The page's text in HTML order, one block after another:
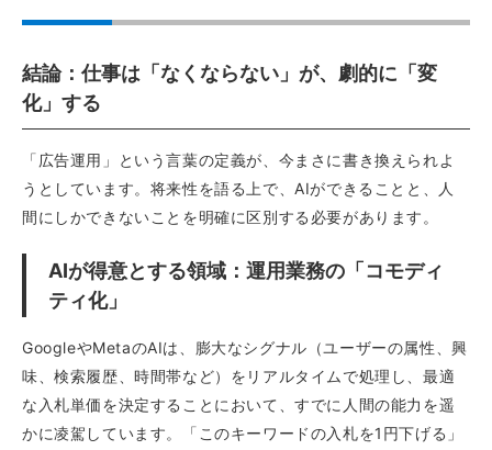
結論：仕事は「なくならない」が、劇的に「変
化」する
「広告運用」という言葉の定義が、今まさに書き換えられよ
うとしています。将来性を語る上で、AIができることと、人
間にしかできないことを明確に区別する必要があります。
AIが得意とする領域：運用業務の「コモディ
ティ化」
GoogleやMetaのAIは、膨大なシグナル（ユーザーの属性、興
味、検索履歴、時間帯など）をリアルタイムで処理し、最適
な入札単価を決定することにおいて、すでに人間の能力を遥
かに凌駕しています。「このキーワードの入札を1円下げる」